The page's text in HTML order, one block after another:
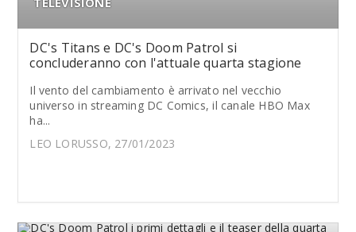
DC's Titans e DC's Doom Patrol si
concluderanno con l'attuale quarta stagione
Il vento del cambiamento è arrivato nel vecchio
universo in streaming DC Comics, il canale HBO Max
ha...
LEO LORUSSO, 27/01/2023